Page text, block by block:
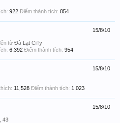
922 Điểm thành tích: 854
15/8/10
từ Đà Lạt CiTy
6,392 Điểm thành tích: 954
15/8/10
11,528 Điểm thành tích: 1,023
15/8/10
43